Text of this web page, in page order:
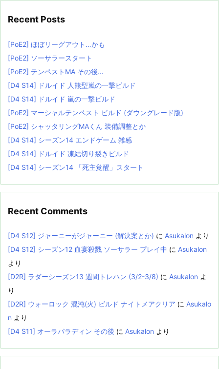
Recent Posts
[PoE2] ほぼリーグアウト…かも
[PoE2] ソーサラースタート
[PoE2] テンペストMA その後…
[D4 S14] ドルイド 人熊型嵐の一撃ビルド
[D4 S14] ドルイド 嵐の一撃ビルド
[PoE2] マーシャルテンペスト ビルド (ダウングレード版)
[PoE2] シャッタリングMAくん 装備調整とか
[D4 S14] シーズン14 エンドゲーム 雑感
[D4 S14] ドルイド 凍結切り裂きビルド
[D4 S14] シーズン14 「死主覚醒」スタート
Recent Comments
[D4 S12] ジャーニーがジャーニー (解決案とか) に Asukalon より
[D4 S12] シーズン12 血宴殺戮 ソーサラー プレイ中 に Asukalon
より
[D2R] ラダーシーズン13 週間トレハン (3/2-3/8) に Asukalon よ
り
[D2R] ウォーロック 混沌(火) ビルド ナイトメアクリア に Asukalo
n より
[D4 S11] オーラパラディン その後 に Asukalon より